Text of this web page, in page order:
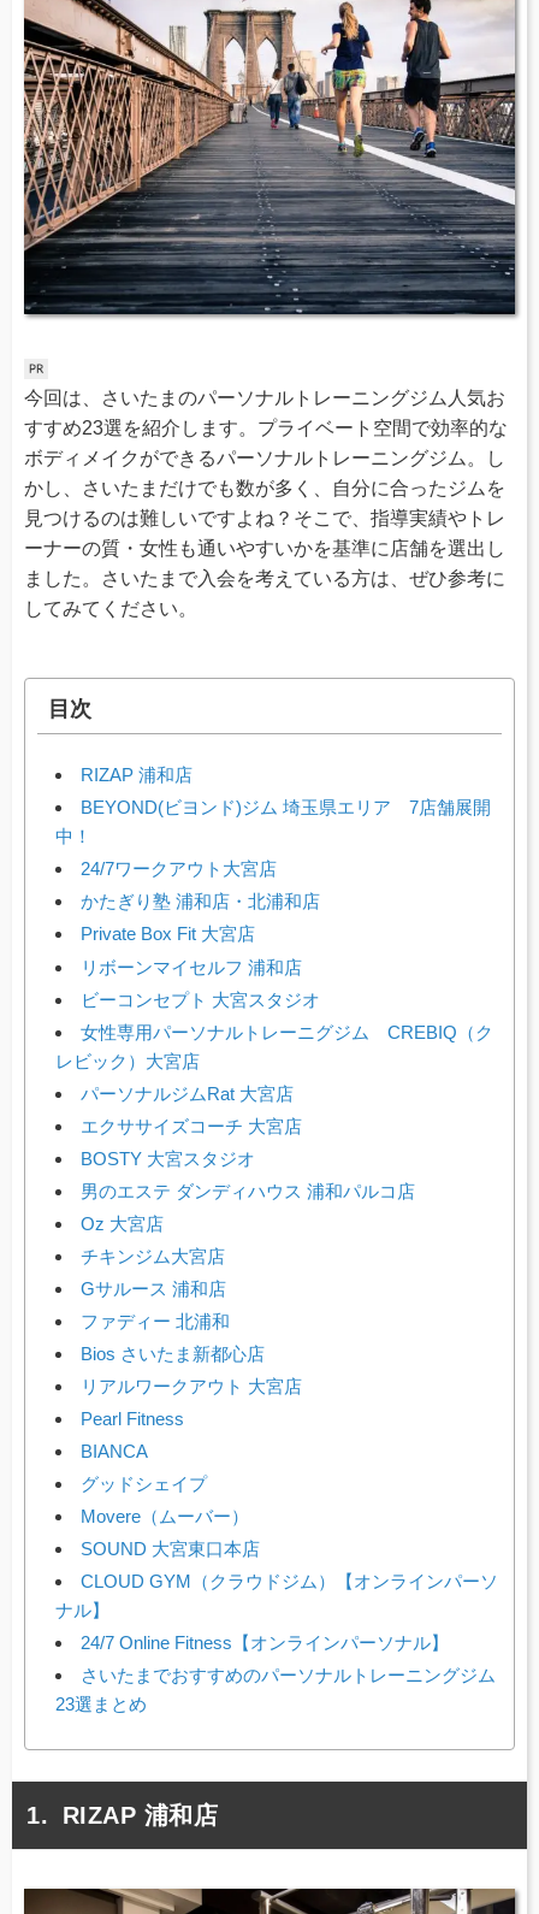
今回は、さいたまのパーソナルトレーニングジム人気お
すすめ23選を紹介します。プライベート空間で効率的な
ボディメイクができるパーソナルトレーニングジム。し
かし、さいたまだけでも数が多く、自分に合ったジムを
見つけるのは難しいですよね？そこで、指導実績やトレ
ーナーの質・女性も通いやすいかを基準に店舗を選出し
ました。さいたまで入会を考えている方は、ぜひ参考に
してみてください。
目次
RIZAP 浦和店
BEYOND(ビヨンド)ジム 埼玉県エリア 7店舗展開
中！
24/7ワークアウト大宮店
かたぎり塾 浦和店・北浦和店
Private Box Fit 大宮店
リボーンマイセルフ 浦和店
ビーコンセプト 大宮スタジオ
女性専用パーソナルトレーニグジム CREBIQ（ク
レビック）大宮店
パーソナルジムRat 大宮店
エクササイズコーチ 大宮店
BOSTY 大宮スタジオ
男のエステ ダンディハウス 浦和パルコ店
Oz 大宮店
チキンジム大宮店
Gサルース 浦和店
ファディー 北浦和
Bios さいたま新都心店
リアルワークアウト 大宮店
Pearl Fitness
BIANCA
グッドシェイプ
Movere（ムーバー）
SOUND 大宮東口本店
CLOUD GYM（クラウドジム）【オンラインパーソ
ナル】
24/7 Online Fitness【オンラインパーソナル】
さいたまでおすすめのパーソナルトレーニングジム
23選まとめ
RIZAP 浦和店